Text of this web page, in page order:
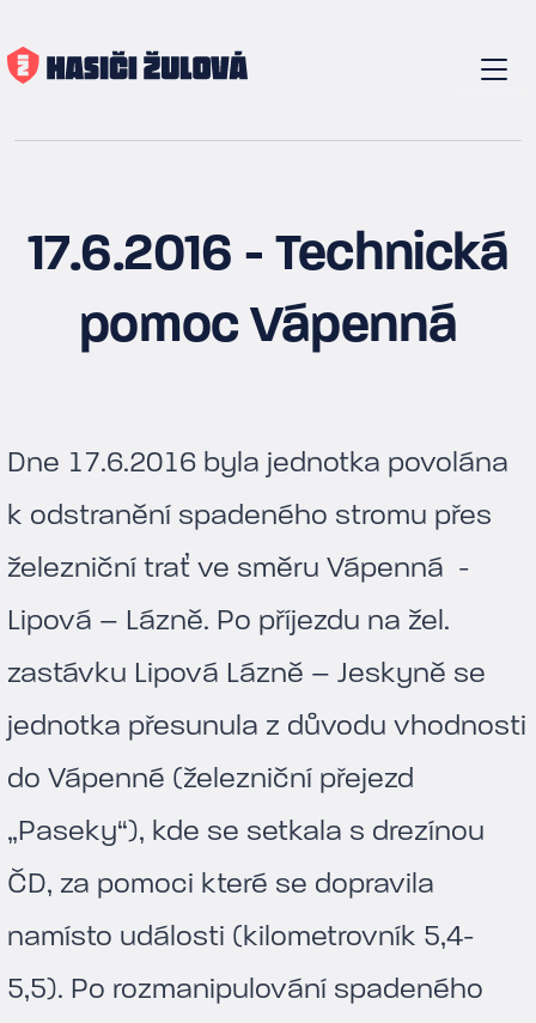
17.6.2016 - Technická
pomoc Vápenná
Dne 17.6.2016 byla jednotka povolána
k odstranění spadeného stromu přes
železniční trať ve směru Vápenná -
Lipová – Lázně. Po příjezdu na žel.
zastávku Lipová Lázně – Jeskyně se
jednotka přesunula z důvodu vhodnosti
do Vápenné (železniční přejezd
„Paseky“), kde se setkala s drezínou
ČD, za pomoci které se dopravila
namísto události (kilometrovník 5,4-
5,5). Po rozmanipulování spadeného